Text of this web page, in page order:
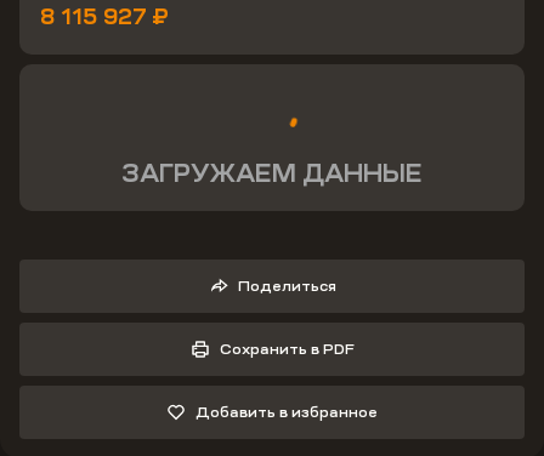
8 115 927 ₽
ЗАГРУЖАЕМ ДАННЫЕ
Поделиться
Сохранить в PDF
Добавить в избранное